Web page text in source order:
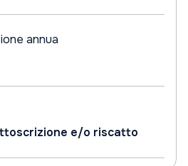
annua
e/o riscatto